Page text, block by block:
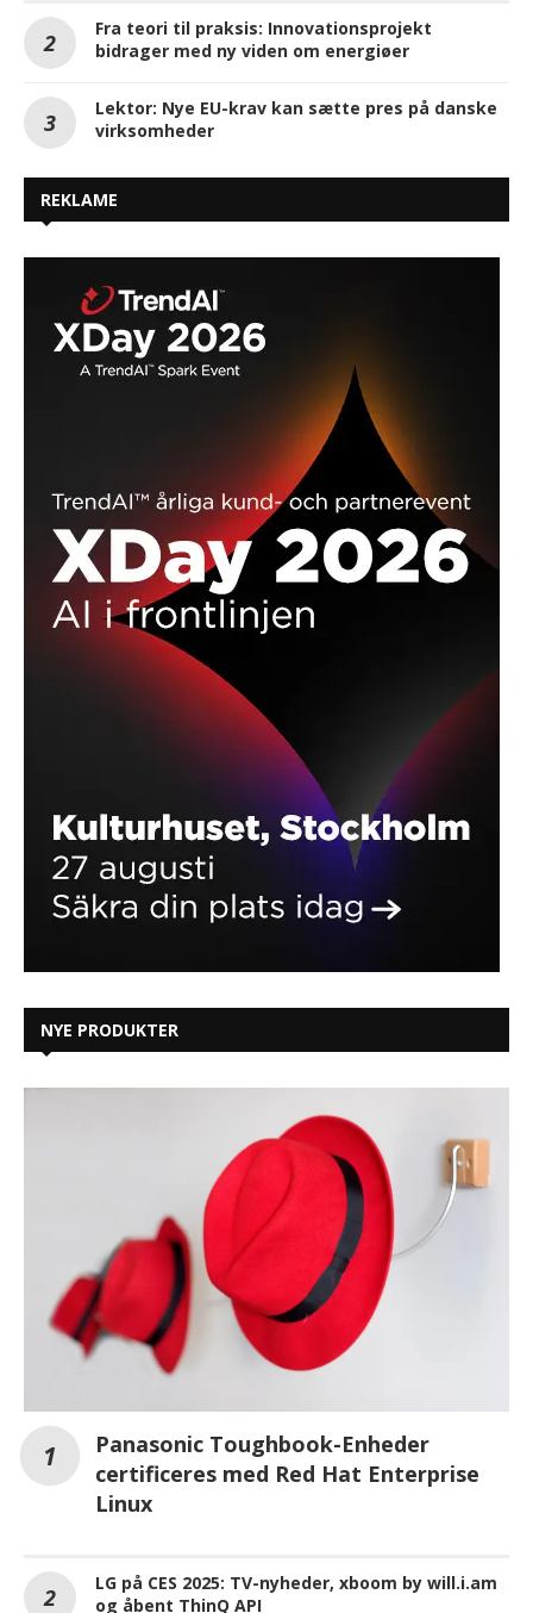
Fra teori til praksis: Innovationsprojekt
bidrager med ny viden om energiøer
Lektor: Nye EU-krav kan sætte pres på danske
virksomheder
REKLAME
NYE PRODUKTER
Panasonic Toughbook-Enheder
certificeres med Red Hat Enterprise
Linux
LG på CES 2025: TV-nyheder, xboom by will.i.am
og åbent ThinQ API